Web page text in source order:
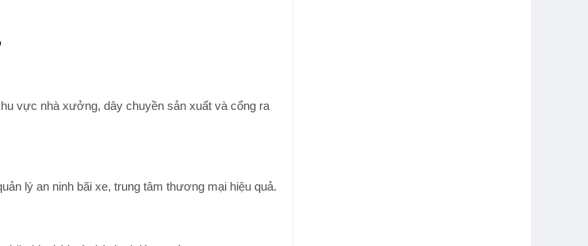
vực nhà xưởng, dây chuyền sản xuất và cổng ra
lý an ninh bãi xe, trung tâm thương mại hiệu quả.